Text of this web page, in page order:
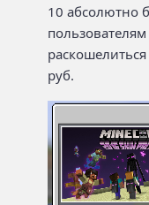
10 абсолютно
руб.